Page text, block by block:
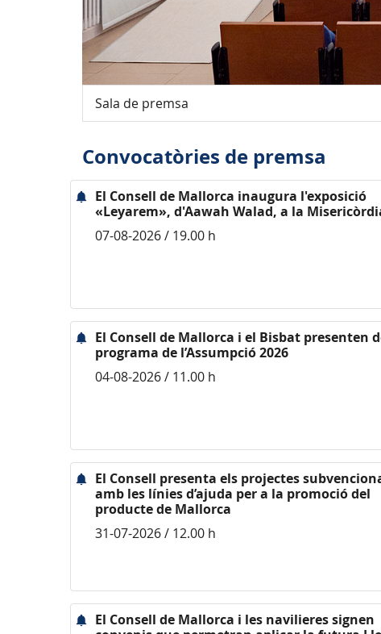
Sala de premsa
Convocatòries de premsa
El Consell de Mallorca inaugura l'exposició
«Leyarem», d'Aawah Walad, a la
07-08-2026 / 19.00 h
El Consell de Mallorca i el Bisbat presenten
programa de l’Assumpció 2026
04-08-2026 / 11.00 h
El Consell presenta els projectes
amb les línies d’ajuda per a la promoció del
producte de Mallorca
31-07-2026 / 12.00 h
El Consell de Mallorca i les navilieres signen